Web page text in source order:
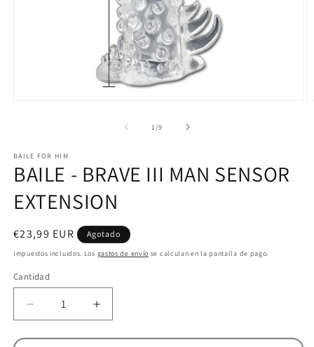
una
ventana
modal
1 /de
9
BAILE FOR HIM
BAILE - BRAVE III MAN SENSOR
EXTENSION
Precio
habitual
€23,99 EUR Agotado
Impuestos incluidos. Los gastos de envío se calculan en la pantalla de pago.
Cantidad
Reducir
cantidad
para
Aumentar
cantidad
para